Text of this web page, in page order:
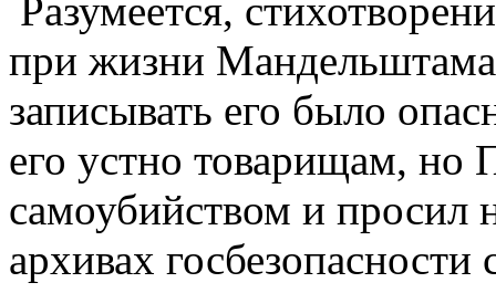
Разумеется,
при жизни
записывать его было
его устно товарищам, но
самоубийством и просил
архивах